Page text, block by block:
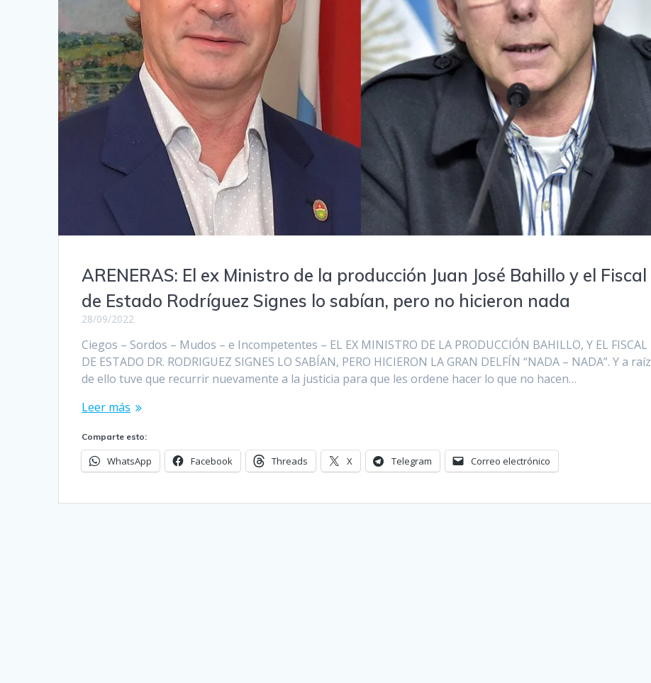
ARENERAS: El ex Ministro de la producción Juan José Bahillo y el Fiscal
de Estado Rodríguez Signes lo sabían, pero no hicieron nada
28/09/2022
Ciegos – Sordos – Mudos – e Incompetentes – EL EX MINISTRO DE LA PRODUCCIÓN BAHILLO, Y EL FISCAL
DE ESTADO DR. RODRIGUEZ SIGNES LO SABÍAN, PERO HICIERON LA GRAN DELFÍN “NADA – NADA”. Y a raíz
de ello tuve que recurrir nuevamente a la justicia para que les ordene hacer lo que no hacen…
Leer más
Comparte esto:
WhatsApp Facebook Threads X Telegram Correo electrónico